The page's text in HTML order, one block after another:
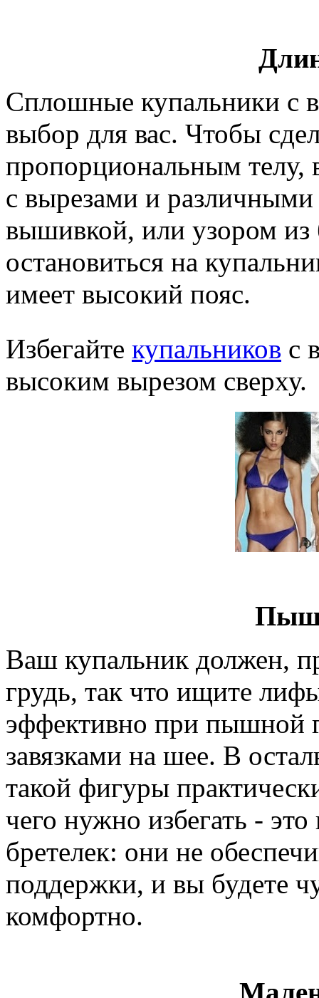
Сплошные купальники с
выбор для вас. Чтобы
пропорциональным телу,
с вырезами и
вышивкой, или узором
остановиться на
имеет высокий пояс.
Избегайте купальников с
высоким вырезом сверху.
Ваш купальник должен,
грудь, так что ищите
эффективно при пышной
завязками на шее. В
такой фигуры
чего нужно избегать -
бретелек: они не
поддержки, и вы будете
комфортно.